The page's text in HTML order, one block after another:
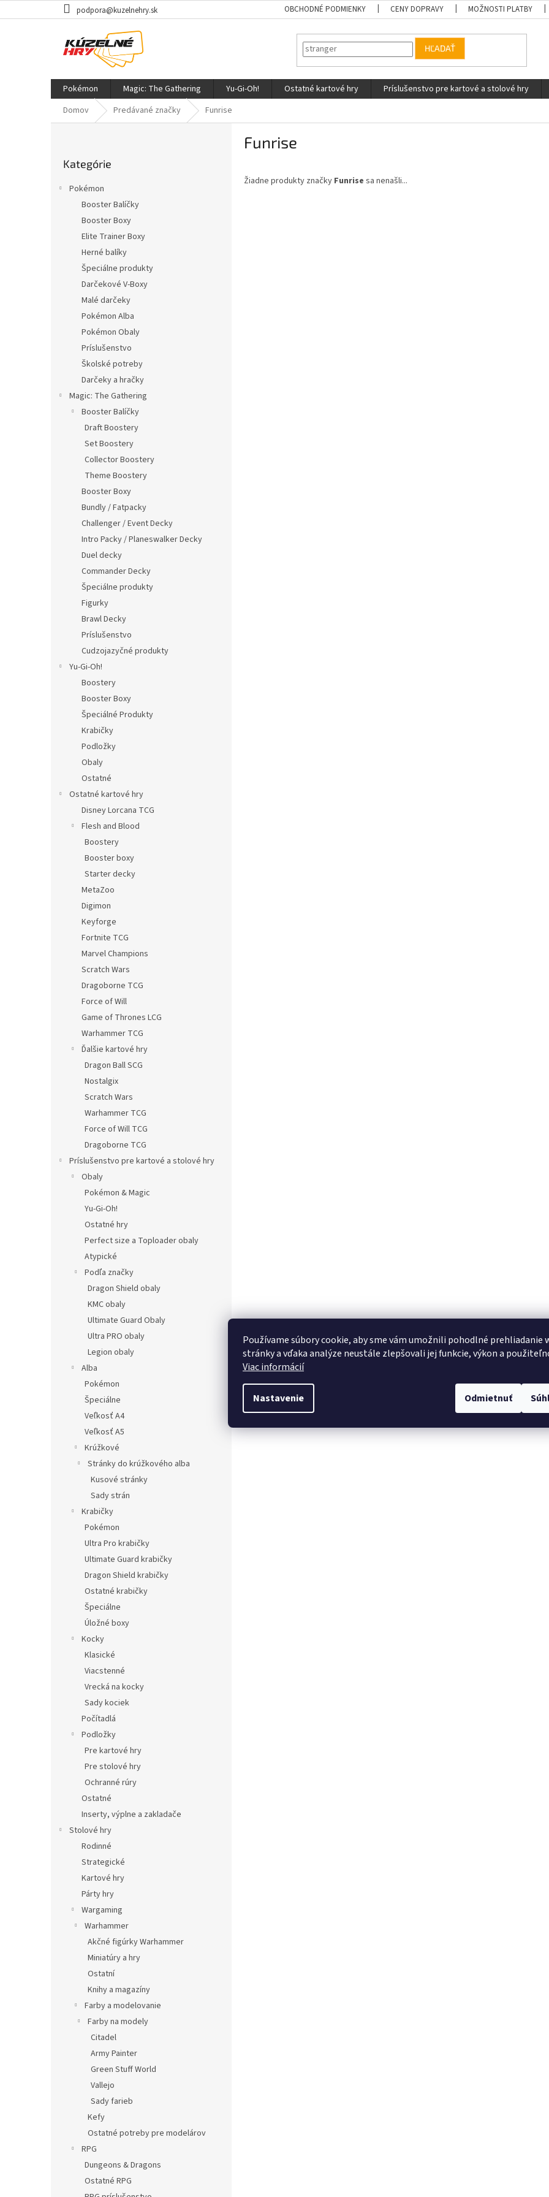
Používame súbory cookie, aby sme vám umožnili pohodlné prehliadanie
stránky a vďaka analýze neustále zlepšovali jej funkcie, výkon a
Viac informácií
Nastavenie Odmietnuť
na
podpora@kuzelnehry.sk OBCHODNÉ PODMIENKY CENY DOPRAVY MOŽNOSTI PLATBY
HĽADAŤ
Pokémon Magic: The Gathering Yu-Gi-Oh! Ostatné kartové hry Príslušenstvo pre kartové a stolové hry
Domov
Predávané značky Funrise
kategórie
Kategórie
Pokémon
Booster Balíčky
Booster Boxy
Elite Trainer Boxy
Herné balíky
Špeciálne produkty
Darčekové V-Boxy
Malé darčeky
Pokémon Alba
Pokémon Obaly
Príslušenstvo
Školské potreby
Darčeky a hračky
Magic: The Gathering
Booster Balíčky
Draft Boostery
Set Boostery
Collector Boostery
Theme Boostery
Booster Boxy
Bundly / Fatpacky
Challenger / Event Decky
Intro Packy / Planeswalker Decky
Duel decky
Commander Decky
Špeciálne produkty
Figurky
Brawl Decky
Príslušenstvo
Cudzojazyčné produkty
Yu-Gi-Oh!
Boostery
Booster Boxy
Špeciálné Produkty
Krabičky
Podložky
Obaly
Ostatné
Ostatné kartové hry
Disney Lorcana TCG
Flesh and Blood
Boostery
Booster boxy
Starter decky
MetaZoo
Digimon
Keyforge
Fortnite TCG
Marvel Champions
Scratch Wars
Dragoborne TCG
Force of Will
Game of Thrones LCG
Warhammer TCG
Ďalšie kartové hry
Dragon Ball SCG
Nostalgix
Scratch Wars
Warhammer TCG
Force of Will TCG
Dragoborne TCG
Príslušenstvo pre kartové a stolové hry
Obaly
Pokémon & Magic
Yu-Gi-Oh!
Ostatné hry
Perfect size a Toploader obaly
Atypické
Podľa značky
Dragon Shield obaly
KMC obaly
Ultimate Guard Obaly
Ultra PRO obaly
Legion obaly
Alba
Pokémon
Špeciálne
Veľkosť A4
Veľkosť A5
Krúžkové
Stránky do krúžkového alba
Kusové stránky
Sady strán
Krabičky
Pokémon
Ultra Pro krabičky
Ultimate Guard krabičky
Dragon Shield krabičky
Ostatné krabičky
Špeciálne
Úložné boxy
Kocky
Klasické
Viacstenné
Vrecká na kocky
Sady kociek
Počítadlá
Podložky
Pre kartové hry
Pre stolové hry
Ochranné rúry
Ostatné
Inserty, výplne a zakladače
Stolové hry
Rodinné
Strategické
Kartové hry
Párty hry
Wargaming
Warhammer
Akčné figúrky Warhammer
Miniatúry a hry
Ostatní
Knihy a magazíny
Farby a modelovanie
Farby na modely
Citadel
Army Painter
Green Stuff World
Vallejo
Sady farieb
Kefy
Ostatné potreby pre modelárov
RPG
Dungeons & Dragons
Ostatné RPG
Funrise
Žiadne produkty značky Funrise sa nenašli...